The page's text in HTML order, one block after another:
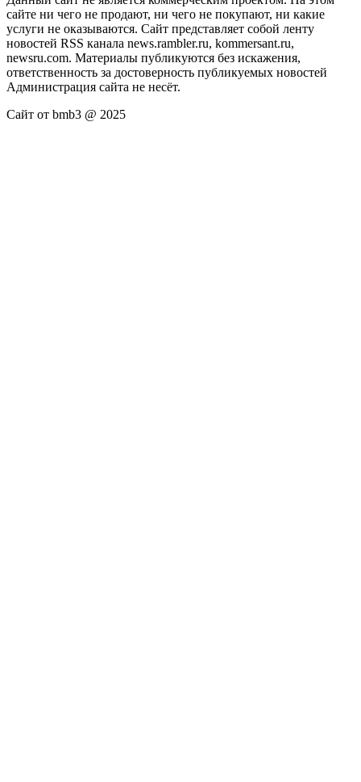
сайте ни чего не продают, ни чего не покупают, ни какие
услуги не оказываются. Сайт представляет собой ленту
новостей RSS канала news.rambler.ru, kommersant.ru,
newsru.com. Материалы публикуются без искажения,
ответственность за достоверность публикуемых новостей
Администрация сайта не несёт.
Сайт от bmb3 @ 2025